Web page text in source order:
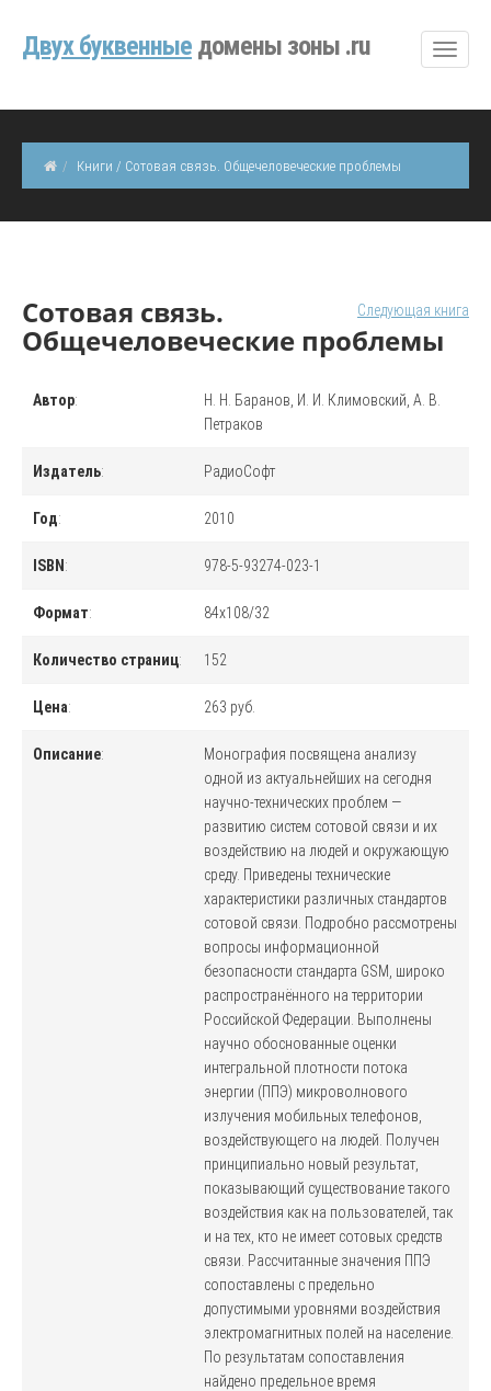
Двуx буквенные домены зоны .ru
Книги / Сотовая связь. Общечеловеческие проблемы
Следующая книга
Сотовая связь.
Общечеловеческие проблемы
Автор:
Н. Н. Баранов, И. И. Климовский, А. В.
Петраков
Издатель: РадиоСофт
Год: 2010
ISBN : 978-5-93274-023-1
Формат: 84x108/32
Количество страниц: 152
Цена: 263 руб.
Описание:
Монография посвящена анализу
одной из актуальнейших на сегодня
научно-технических проблем —
развитию систем сотовой связи и их
воздействию на людей и окружающую
среду. Приведены технические
характеристики различных стандартов
сотовой связи. Подробно рассмотрены
вопросы информационной
безопасности стандарта GSM, широко
распространённого на территории
Российской Федерации. Выполнены
научно обоснованные оценки
интегральной плотности потока
энергии (ППЭ) микроволнового
излучения мобильных телефонов,
воздействующего на людей. Получен
принципиально новый результат,
показывающий существование такого
воздействия как на пользователей, так
и на тех, кто не имеет сотовых средств
связи. Рассчитанные значения ППЭ
сопоставлены с предельно
допустимыми уровнями воздействия
электромагнитных полей на население.
По результатам сопоставления
найдено предельное время